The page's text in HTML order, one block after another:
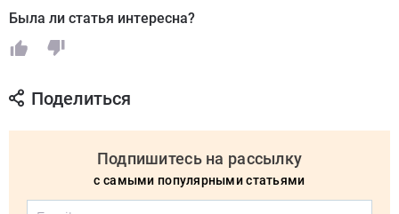
Была ли статья интересна?
Поделиться
Подпишитесь на рассылку
с самыми популярными статьями